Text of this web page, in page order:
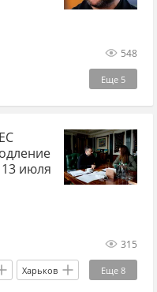
548
Еще 5
июля
315
Еще 8
Харьков